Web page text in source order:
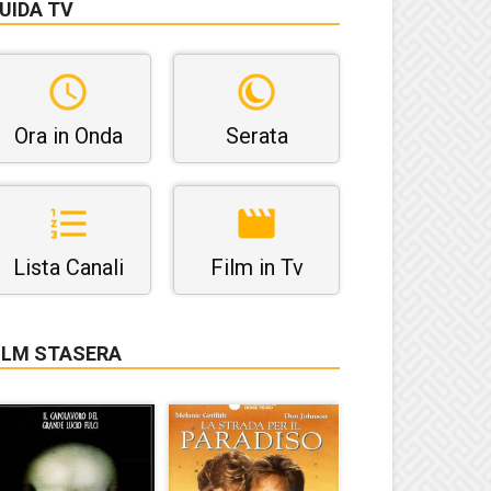
TV
Ora in Onda Serata
Lista Canali Film in Tv
STASERA